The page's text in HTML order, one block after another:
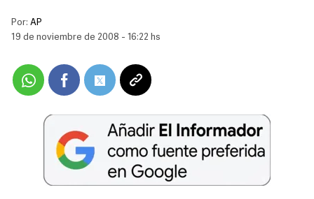
Por: AP
19 de noviembre de 2008 - 16:22 hs